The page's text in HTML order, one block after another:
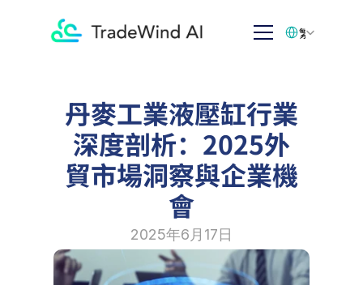
丹麥工業液壓缸行業
深度剖析：2025外
貿市場洞察與企業機
會
2025年6月17日
繁体中文